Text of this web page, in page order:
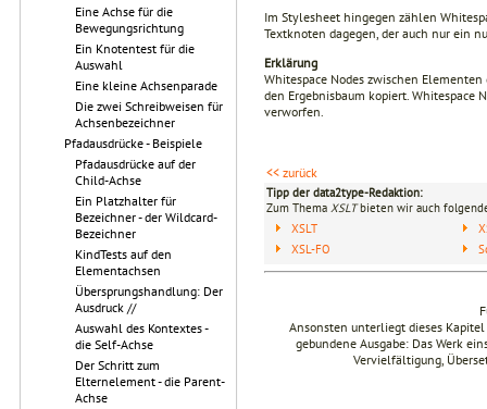
Eine Achse für die
Bewegungsrichtung
Ein Knotentest für die
Auswahl
Eine kleine Achsenparade
Die zwei Schreibweisen für
Achsenbezeichner
Pfadausdrücke - Beispiele
Pfadausdrücke auf der
Child-Achse
Ein Platzhalter für
Bezeichner - der Wildcard-
Bezeichner
KindTests auf den
Elementachsen
Übersprungshandlung: Der
Ausdruck //
Auswahl des Kontextes -
die Self-Achse
Der Schritt zum
Elternelement - die Parent-
Achse
Im Stylesheet hingegen zählen
Textknoten dagegen, der auch nur ein
Erklärung
Whitespace Nodes zwischen
den Ergebnisbaum kopiert. Whitespace
verwor­fen.
<< zurück
Tipp der data2type-Redaktion:
Zum Thema XSLTbieten wir auch
XSLT
XSL-FO
Ansonsten unterliegt dieses
gebundene Ausgabe: Das Werk
Vervielfältigung,